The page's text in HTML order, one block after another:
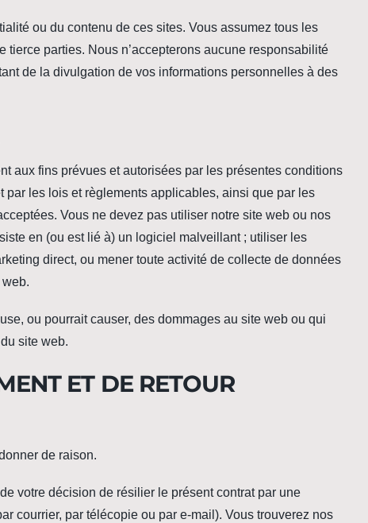
ou du contenu de ces sites. Vous assumez tous les
tierce parties. Nous n’accepterons aucune responsabilité
de la divulgation de vos informations personnelles à des
aux fins prévues et autorisées par les présentes conditions
les lois et règlements applicables, ainsi que par les
Vous ne devez pas utiliser notre site web ou nos
en (ou est lié à) un logiciel malveillant ; utiliser les
direct, ou mener toute activité de collecte de données
ou pourrait causer, des dommages au site web ou qui
site web.
ET DE RETOUR
de raison.
votre décision de résilier le présent contrat par une
courrier, par télécopie ou par e-mail). Vous trouverez nos